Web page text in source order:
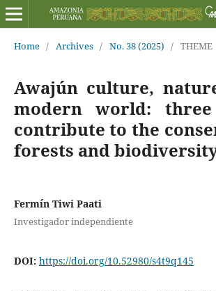
Home / Archives / No. 38 (2025) / THEME
Awajún culture,
modern world:
contribute to the
forests and
Fermín Tiwi Paati
Investigador independiente
DOI: https://doi.org/10.52980/s4t9q145